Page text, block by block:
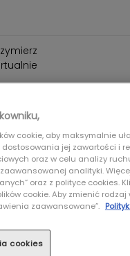
299,00 zł
cookie, aby maksymalnie
dostosowania jej zawartości i
oraz w celu analizy
analityki.
oraz z polityce cookies.
cookie. Aby zmienić
zaawansowane”.
cookies